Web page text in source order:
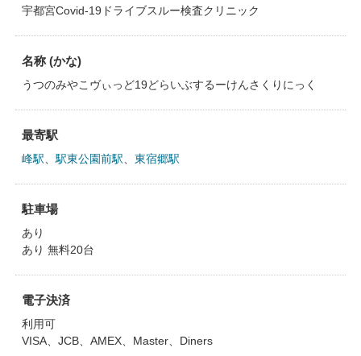
宇都宮Covid-19ドライブスルー検査クリニック
名称 (かな)
うつのみやこヴぃっど19どらいぶするーけんさくりにっく
最寄駅
峰駅 駅東公園前駅 東宿郷駅
駐車場
あり
あり 無料20台
電子決済
利用可
VISA、JCB、AMEX、Master、Diners